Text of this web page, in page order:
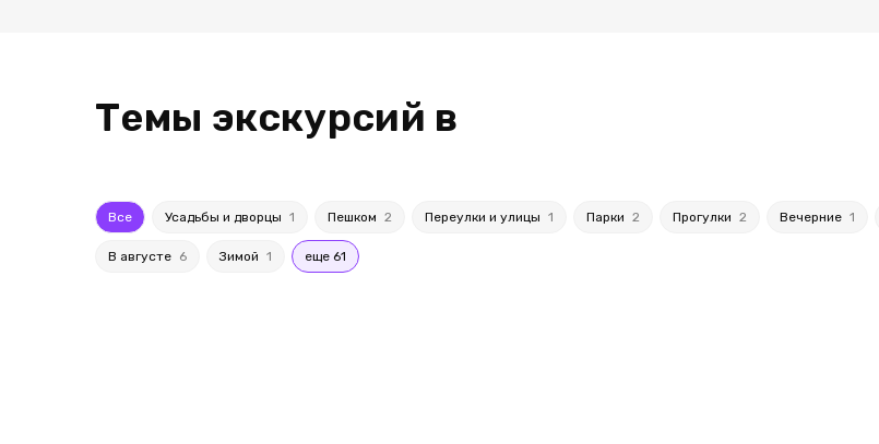
Темы экскурсий в
Все Усадьбы и дворцы 1 Пешком 2 Переулки и улицы 1 Парки 2 Прогулки 2 Вечерние 1
В августе 6 Зимой 1 еще 61